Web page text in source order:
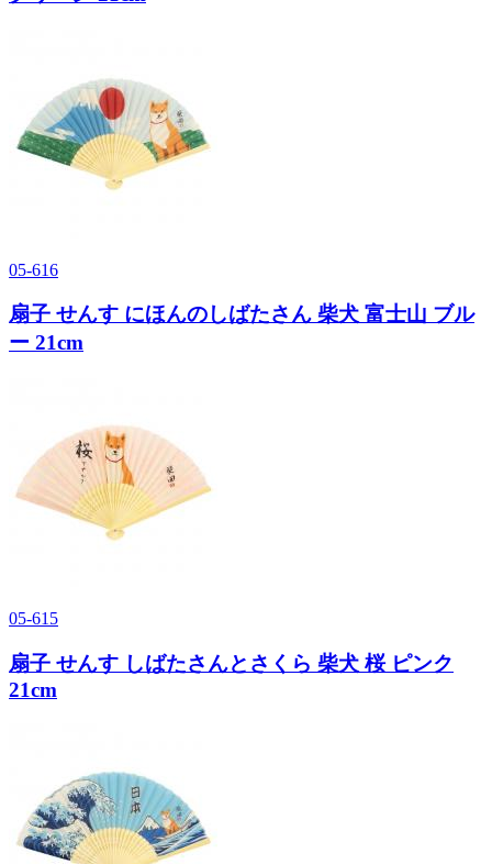
05-616
扇子 せんす にほんのしばたさん 柴犬 富士山 ブル
ー 21cm
05-615
扇子 せんす しばたさんとさくら 柴犬 桜 ピンク
21cm